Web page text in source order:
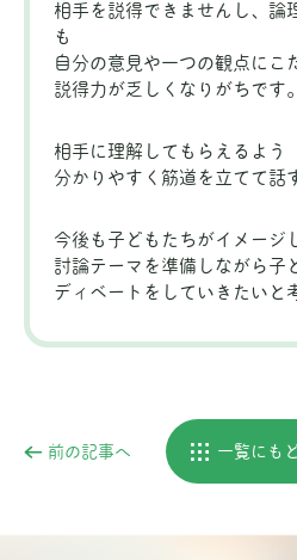
相手を説得できませんし、論
も
自分の意見や一つの観点にこ
説得力が乏しくなりがちです。
相手に理解してもらえるよう
分かりやすく筋道を立てて話
今後も子どもたちがイメージ
討論テーマを準備しながら子
ディベートをしていきたいと
前の記事へ 一覧にも